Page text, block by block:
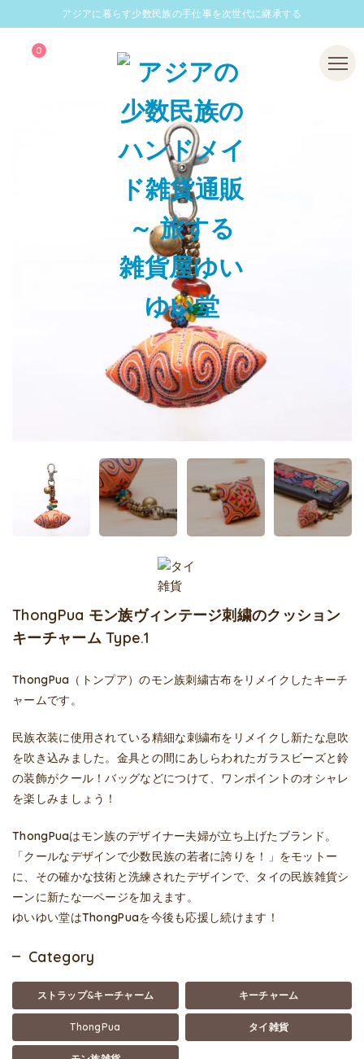
アジアに暮らす少数民族の手仕事を次世代に継承する
0 Menu
ThongPua モン族ヴィンテージ刺繍のクッション
キーチャーム Type.1
ThongPua（トンプア）のモン族刺繍古布をリメイクしたキーチ
ャームです。
民族衣装に使用されている精細な刺繍布をリメイクし新たな息吹
を吹き込みました。金具との間にあしらわれたガラスビーズと鈴
の装飾がクール！バッグなどにつけて、ワンポイントのオシャレ
を楽しみましょう！
ThongPuaはモン族のデザイナー夫婦が立ち上げたブランド。
「クールなデザインで少数民族の若者に誇りを！」をモットー
に、その確かな技術と洗練されたデザインで、タイの民族雑貨シ
ーンに新たな一ページを加えます。
ゆいゆい堂はThongPuaを今後も応援し続けます！
Category
ストラップ&キーチャーム キーチャーム
ThongPua タイ雑貨